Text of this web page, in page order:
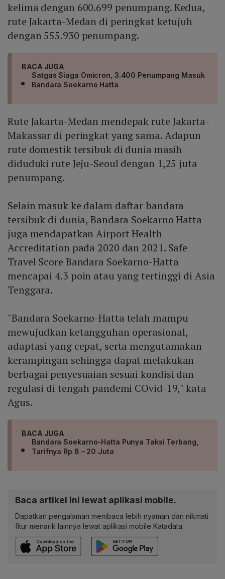
kelima dengan 600.699 penumpang. Kedua,
rute Jakarta-Medan di peringkat ketujuh
dengan 555.930 penumpang.
BACA JUGA
Satgas Siaga Omicron, 3.400 Penumpang Masuk
Bandara Soekarno Hatta
Rute Jakarta-Medan mendepak rute Jakarta-
Makassar di peringkat yang sama. Adapun
rute domestik tersibuk di dunia masih
diduduki rute Jeju-Seoul dengan 1,25 juta
penumpang.
Selain masuk ke dalam daftar bandara
tersibuk di dunia, Bandara Soekarno Hatta
juga mendapatkan Airport Health
Accreditation pada 2020 dan 2021. Safe
Travel Score Bandara Soekarno-Hatta
mencapai 4.3 poin atau yang tertinggi di Asia
Tenggara.
"Bandara Soekarno-Hatta telah mampu
mewujudkan ketangguhan operasional,
adaptasi yang cepat, serta mengutamakan
kerampingan sehingga dapat melakukan
berbagai penyesuaian sesuai kondisi dan
regulasi di tengah pandemi COvid-19," kata
Agus.
BACA JUGA
Bandara Soekarno-Hatta Punya Taksi Terbang,
Tarifnya Rp 8 – 20 Juta
Baca artikel ini lewat aplikasi mobile.
Dapatkan pengalaman membaca lebih nyaman dan nikmati
fitur menarik lainnya lewat aplikasi mobile Katadata.